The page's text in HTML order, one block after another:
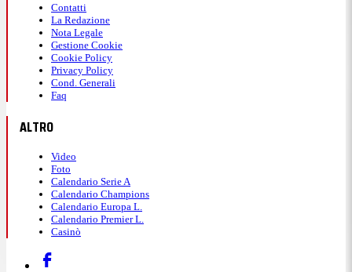
Contatti
La Redazione
Nota Legale
Gestione Cookie
Cookie Policy
Privacy Policy
Cond. Generali
Faq
ALTRO
Video
Foto
Calendario Serie A
Calendario Champions
Calendario Europa L.
Calendario Premier L.
Casinò